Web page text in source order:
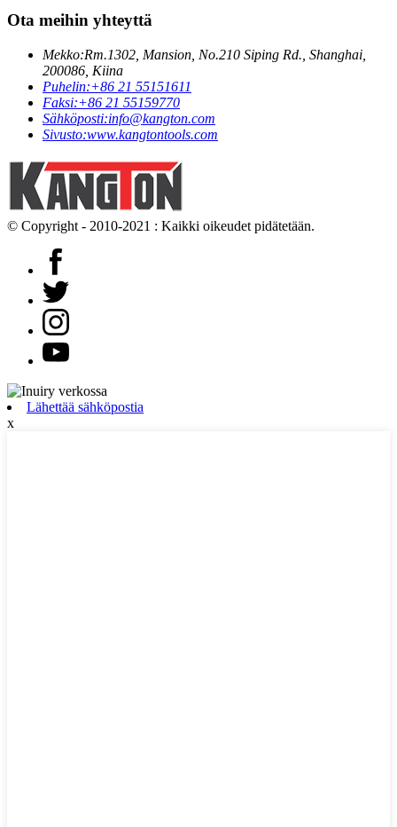
Ota meihin yhteyttä
Mekko:Rm.1302, Mansion, No.210 Siping Rd., Shanghai,
200086, Kiina
Puhelin:+86 21 55151611
Faksi:+86 21 55159770
Sähköposti:info@kangton.com
Sivusto:www.kangtontools.com
© Copyright - 2010-2021 : Kaikki oikeudet pidätetään.
Lähettää sähköpostia
x